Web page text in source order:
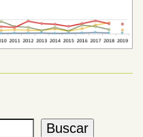
Buscar